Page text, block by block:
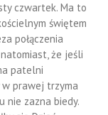
czwartek. Ma to
świętem
połączenia
że jeśli
patelni
prawej trzyma
nie zazna biedy.